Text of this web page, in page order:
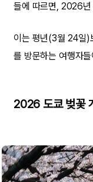
들에 따르면, 2026년
이는 평년(3월 24일)
를 방문하는 여행자
2026 도쿄 벚꽃